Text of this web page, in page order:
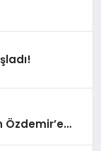
Özdemir’e